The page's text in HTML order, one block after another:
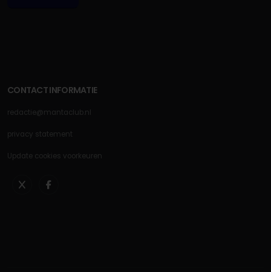
CONTACT INFORMATIE
redactie@mantaclub.nl
privacy statement
Update cookies voorkeuren